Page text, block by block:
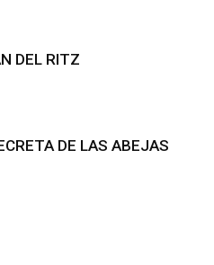
DEL RITZ
DE LAS ABEJAS